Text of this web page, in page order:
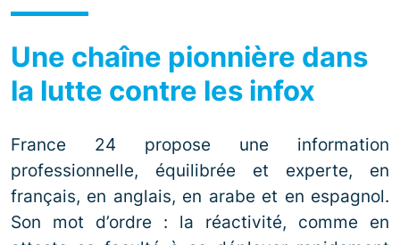
Une chaîne pionnière dans
la lutte contre les infox
France 24 propose une information
professionnelle, équilibrée et experte, en
français, en anglais, en arabe et en espagnol.
Son mot d’ordre : la réactivité, comme en